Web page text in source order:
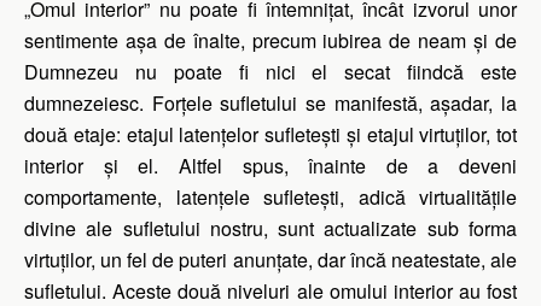
„Omul interior” nu poate fi întemnițat, încât izvorul unor
sentimente așa de înalte, precum iubirea de neam și de
Dumnezeu nu poate fi nici el secat fiindcă este
dumnezeiesc. Forțele sufletului se manifestă, așadar, la
două etaje: etajul latențelor sufletești și etajul virtuților, tot
interior și el. Altfel spus, înainte de a deveni
comportamente, latențele sufletești, adică virtualitățile
divine ale sufletului nostru, sunt actualizate sub forma
virtuților, un fel de puteri anunțate, dar încă neatestate, ale
sufletului. Aceste două niveluri ale omului interior au fost